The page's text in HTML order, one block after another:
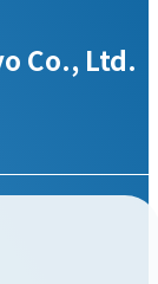
Co., Ltd.